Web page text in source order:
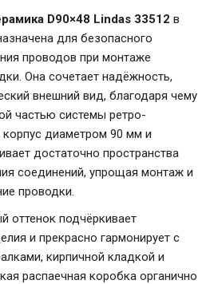
D90×48 Lindas 33512 в
для безопасного
проводов при монтаже
Она сочетает надёжность,
внешний вид, благодаря чему
частью системы ретро-
корпус диаметром 90 мм и
достаточно пространства
соединений, упрощая монтаж и
проводки.
оттенок подчёркивает
и прекрасно гармонирует с
кирпичной кладкой и
распаечная коробка органично